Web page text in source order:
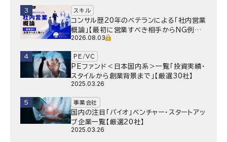
3 スキル
コンサル歴20年のベテランによる「社内営業
概論」【最初に営業すべき相手からNG例ま
で】
2026.08.03
4 PE/VC
PEファンド＜日本国内系＞一覧「投資実績・
スタイルから創業背景まで」【厳選30社】
2025.03.26
5 事業会社
国内の注目「バイオ」ベンチャー・スタートアッ
プ企業一覧【厳選20社】
2025.03.26